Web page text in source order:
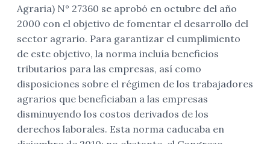
Agraria) N° 27360 se aprobó en octubre del año
2000 con el objetivo de fomentar el desarrollo del
sector agrario. Para garantizar el cumplimiento
de este objetivo, la norma incluía beneficios
tributarios para las empresas, así como
disposiciones sobre el régimen de los trabajadores
agrarios que beneficiaban a las empresas
disminuyendo los costos derivados de los
derechos laborales. Esta norma caducaba en